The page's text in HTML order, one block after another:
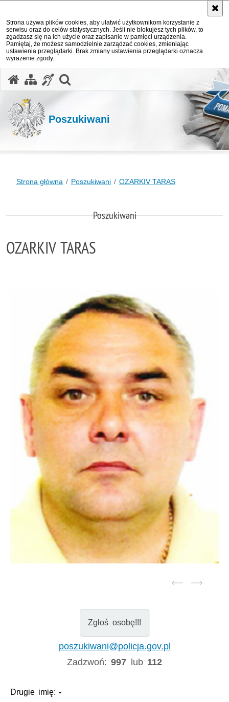
Strona używa plików cookies, aby ułatwić użytkownikom korzystanie z
serwisu oraz do celów statystycznych. Jeśli nie blokujesz tych plików, to
zgadzasz się na ich użycie oraz zapisanie w pamięci urządzenia.
Pamiętaj, że możesz samodzielnie zarządzać cookies, zmieniając
ustawienia przeglądarki. Brak zmiany ustawienia przeglądarki oznacza
wyrażenie zgody.
Poszukiwani
Strona główna Poszukiwani OZARKIV TARAS
Poszukiwani
OZARKIV TARAS
Zgłoś osobę!!!
poszukiwani@policja.gov.pl
Zadzwoń:997 lub 112
Drugie imię:-